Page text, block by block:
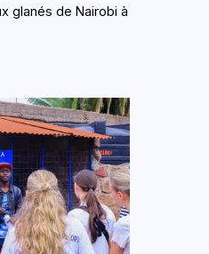
glanés de Nairobi à